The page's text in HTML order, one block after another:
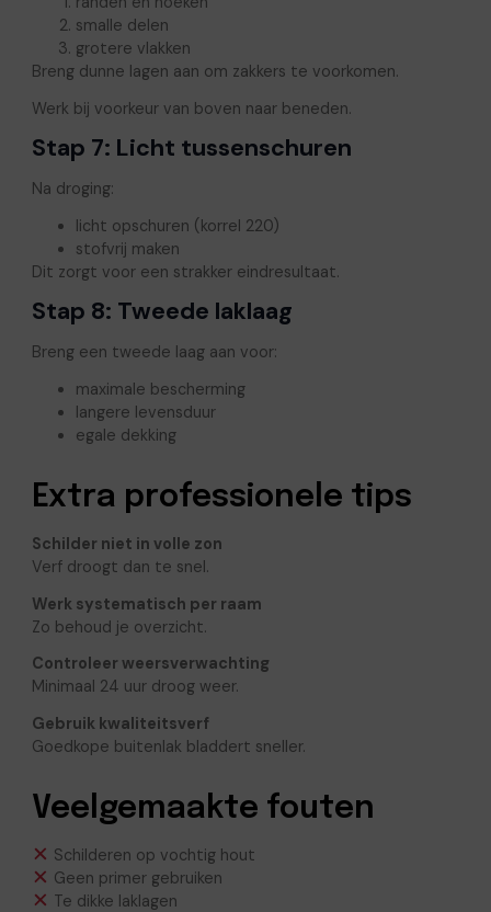
smalle delen
grotere vlakken
Breng dunne lagen aan om zakkers te voorkomen.
Werk bij voorkeur van boven naar beneden.
Stap 7: Licht tussenschuren
Na droging:
licht opschuren (korrel 220)
stofvrij maken
Dit zorgt voor een strakker eindresultaat.
Stap 8: Tweede laklaag
Breng een tweede laag aan voor:
maximale bescherming
langere levensduur
egale dekking
Extra professionele tips
Schilder niet in volle zon
Verf droogt dan te snel.
Werk systematisch per raam
Zo behoud je overzicht.
Controleer weersverwachting
Minimaal 24 uur droog weer.
Gebruik kwaliteitsverf
Goedkope buitenlak bladdert sneller.
Veelgemaakte fouten
Schilderen op vochtig hout
Geen primer gebruiken
Te dikke laklagen